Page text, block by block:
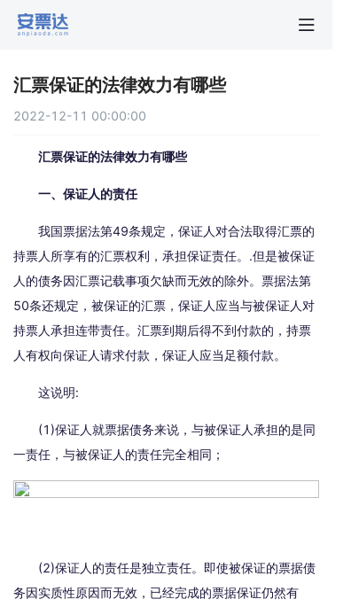
汇票保证的法律效力有哪些
2022-12-11 00:00:00
汇票保证的法律效力有哪些
一、保证人的责任
我国票据法第49条规定，保证人对合法取得汇票的
持票人所享有的汇票权利，承担保证责任。.但是被保证
人的债务因汇票记载事项欠缺而无效的除外。票据法第
50条还规定，被保证的汇票，保证人应当与被保证人对
持票人承担连带责任。汇票到期后得不到付款的，持票
人有权向保证人请求付款，保证人应当足额付款。
这说明:
(1)保证人就票据债务来说，与被保证人承担的是同
一责任，与被保证人的责任完全相同 ；
(2)保证人的责任是独立责任。即使被保证的票据债
务因实质性原因而无效，已经完成的票据保证仍然有